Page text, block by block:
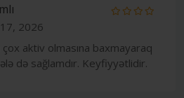
2026
çox aktiv olmasına baxmayaraq
də sağlamdır. Keyfiyyətlidir.